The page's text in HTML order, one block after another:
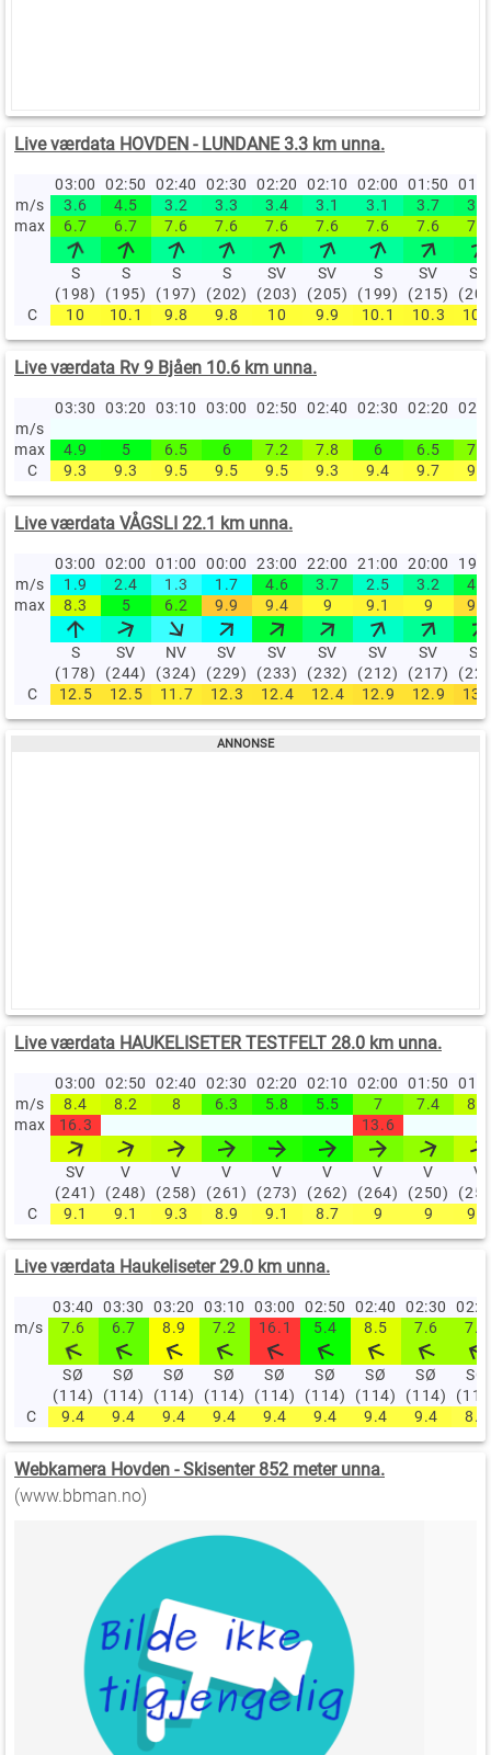
Live værdata HOVDEN - LUNDANE 3.3 km unna.
03:00 02:50 02:40 02:30 02:20 02:10 02:00 01:50
m/s
3.6 4.5 3.2 3.3 3.4 3.1 3.1 3.7
3.9
max
6.7 6.7 7.6 7.6 7.6 7.6 7.6 7.6 7.6
S
(198)
S
(195)
S
(197)
S
(202)
SV
(203)
SV
(205)
S
(199)
SV
(215)
SV
C
10 10.1 9.8 9.8 10 9.9 10.1 10.3
Live værdata Rv 9 Bjåen 10.6 km unna.
03:30 03:20 03:10 03:00 02:50 02:40 02:30 02:20
m/s
max
4.9 5 6.5 6 7.2 7.8 6 6.5
7.2
C
9.3 9.3 9.5 9.5 9.5 9.3 9.4 9.7 9.5
Live værdata VÅGSLI 22.1 km unna.
03:00 02:00 01:00 00:00 23:00 22:00 21:00 20:00
m/s
1.9 2.4 1.3 1.7 4.6 3.7 2.5 3.2
4.4
max
8.3 5 6.2 9.9 9.4 9 9.1 9 9.5
S
(178)
SV
(244)
NV
(324)
SV
(229)
SV
(233)
SV
(232)
SV
(212)
SV
(217)
SV
C
12.5 12.5 11.7 12.3 12.4 12.4 12.9 12.9
Live værdata HAUKELISETER TESTFELT 28.0 km unna.
03:00 02:50 02:40 02:30 02:20 02:10 02:00 01:50
m/s
8.4 8.2 8 6.3 5.8 5.5 7 7.4
8.1
max
16.3 13.6
SV
(241)
V
(248)
V
(258)
V
(261)
V
(273)
V
(262)
V
(264)
V
(250)
V
C
9.1 9.1 9.3 8.9 9.1 8.7 9 9 9.1
Live værdata Haukeliseter 29.0 km unna.
03:40 03:30 03:20 03:10 03:00 02:50 02:40 02:30
m/s
7.6 6.7 8.9 7.2 16.1 5.4 8.5 7.6 7.6
SØ
(114)
SØ
(114)
SØ
(114)
SØ
(114)
SØ
(114)
SØ
(114)
SØ
(114)
SØ
(114)
SØ
C
9.4 9.4 9.4 9.4 9.4 9.4 9.4 9.4 8.9
Webkamera Hovden - Skisenter 852 meter unna.
(www.bbman.no)